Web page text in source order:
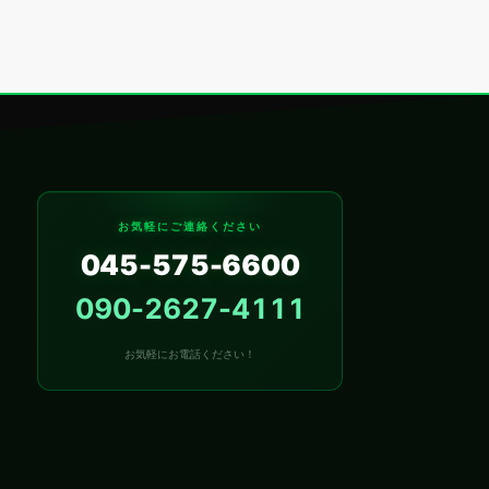
お気軽にご連絡ください
045-575-6600
090-2627-4111
お気軽にお電話ください！